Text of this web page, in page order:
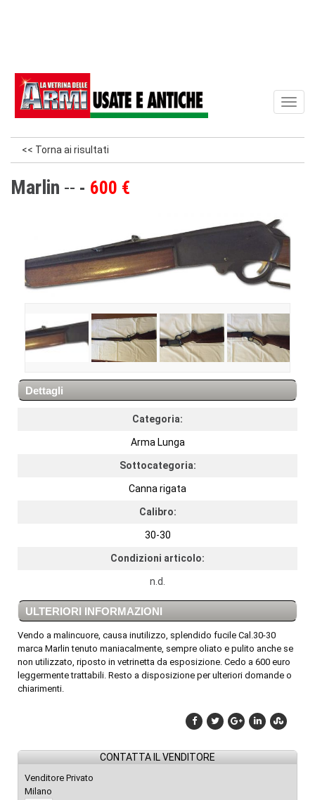
<< Torna ai risultati
Marlin -- 600 €
Dettagli
Categoria:
Arma Lunga
Sottocategoria:
Canna rigata
Calibro:
30-30
Condizioni articolo:
n.d.
ULTERIORI INFORMAZIONI
Vendo a malincuore, causa inutilizzo, splendido fucile Cal.30-30
marca Marlin tenuto maniacalmente, sempre oliato e pulito anche se
non utilizzato, riposto in vetrinetta da esposizione. Cedo a 600 euro
leggermente trattabili. Resto a disposizione per ulteriori domande o
chiarimenti.
CONTATTA IL VENDITORE
Venditore Privato
Milano